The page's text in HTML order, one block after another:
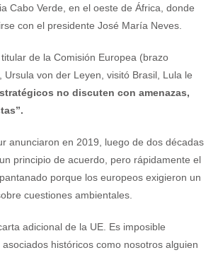
Cabo Verde, en el oeste de África, donde
con el presidente José María Neves.
de la Comisión Europea (brazo
Ursula von der Leyen, visitó Brasil, Lula le
no discuten con amenazas,
anunciaron en 2019, luego de dos décadas
principio de acuerdo, pero rápidamente el
porque los europeos exigieron un
cuestiones ambientales.
adicional de la UE. Es imposible
históricos como nosotros alguien